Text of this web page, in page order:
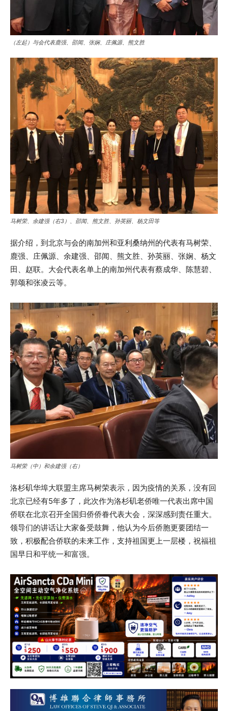
（左起）与会代表鹿强、邵闻、张娴、庄佩源、熊文胜
马树荣、余建强（右3）、邵闻、熊文胜、孙英丽、杨文田等
据介绍，到北京与会的南加州和亚利桑纳州的代表有马树荣、
鹿强、庄佩源、余建强、邵闻、熊文胜、孙英丽、张娴、杨文
田、赵联。大会代表名单上的南加州代表有蔡成华、陈慧碧、
郭颂和张凌云等。
马树荣（中）和余建强（右）
洛杉矶华埠大联盟主席马树荣表示，因为疫情的关系，没有回
北京已经有5年多了，此次作为洛杉矶老侨唯一代表出席中国
侨联在北京召开全国归侨侨眷代表大会，深深感到责任重大。
领导们的讲话让大家备受鼓舞，他认为今后侨胞更要团结一
致，积极配合侨联的未来工作，支持祖国更上一层楼，祝福祖
国早日和平统一和富强。